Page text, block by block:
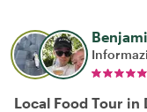
Local Food Tour in